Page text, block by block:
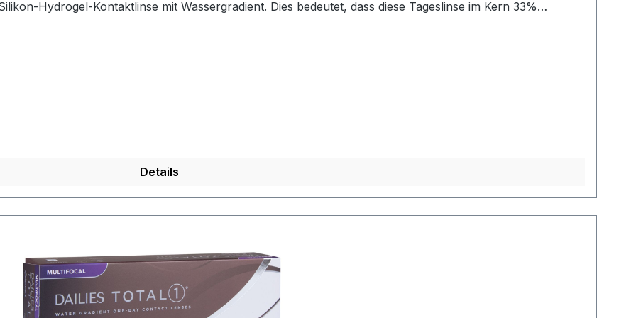
Freeway Fort Worth, TX 76134-2099,
Alcon.com Für Fragen zur Produktsicherheit kann dieser Link verwendet werden: Contact Us |
Details